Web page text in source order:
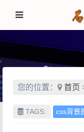
您的位置： 首页
TAGS: css背景